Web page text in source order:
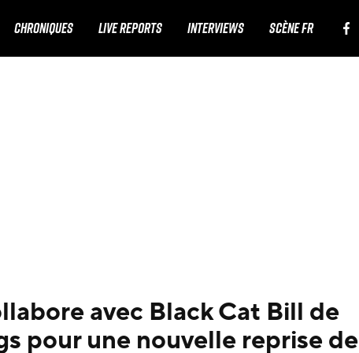
CHRONIQUES LIVE REPORTS INTERVIEWS SCÈNE FR
avec Black Cat Bill de
pour une nouvelle reprise de